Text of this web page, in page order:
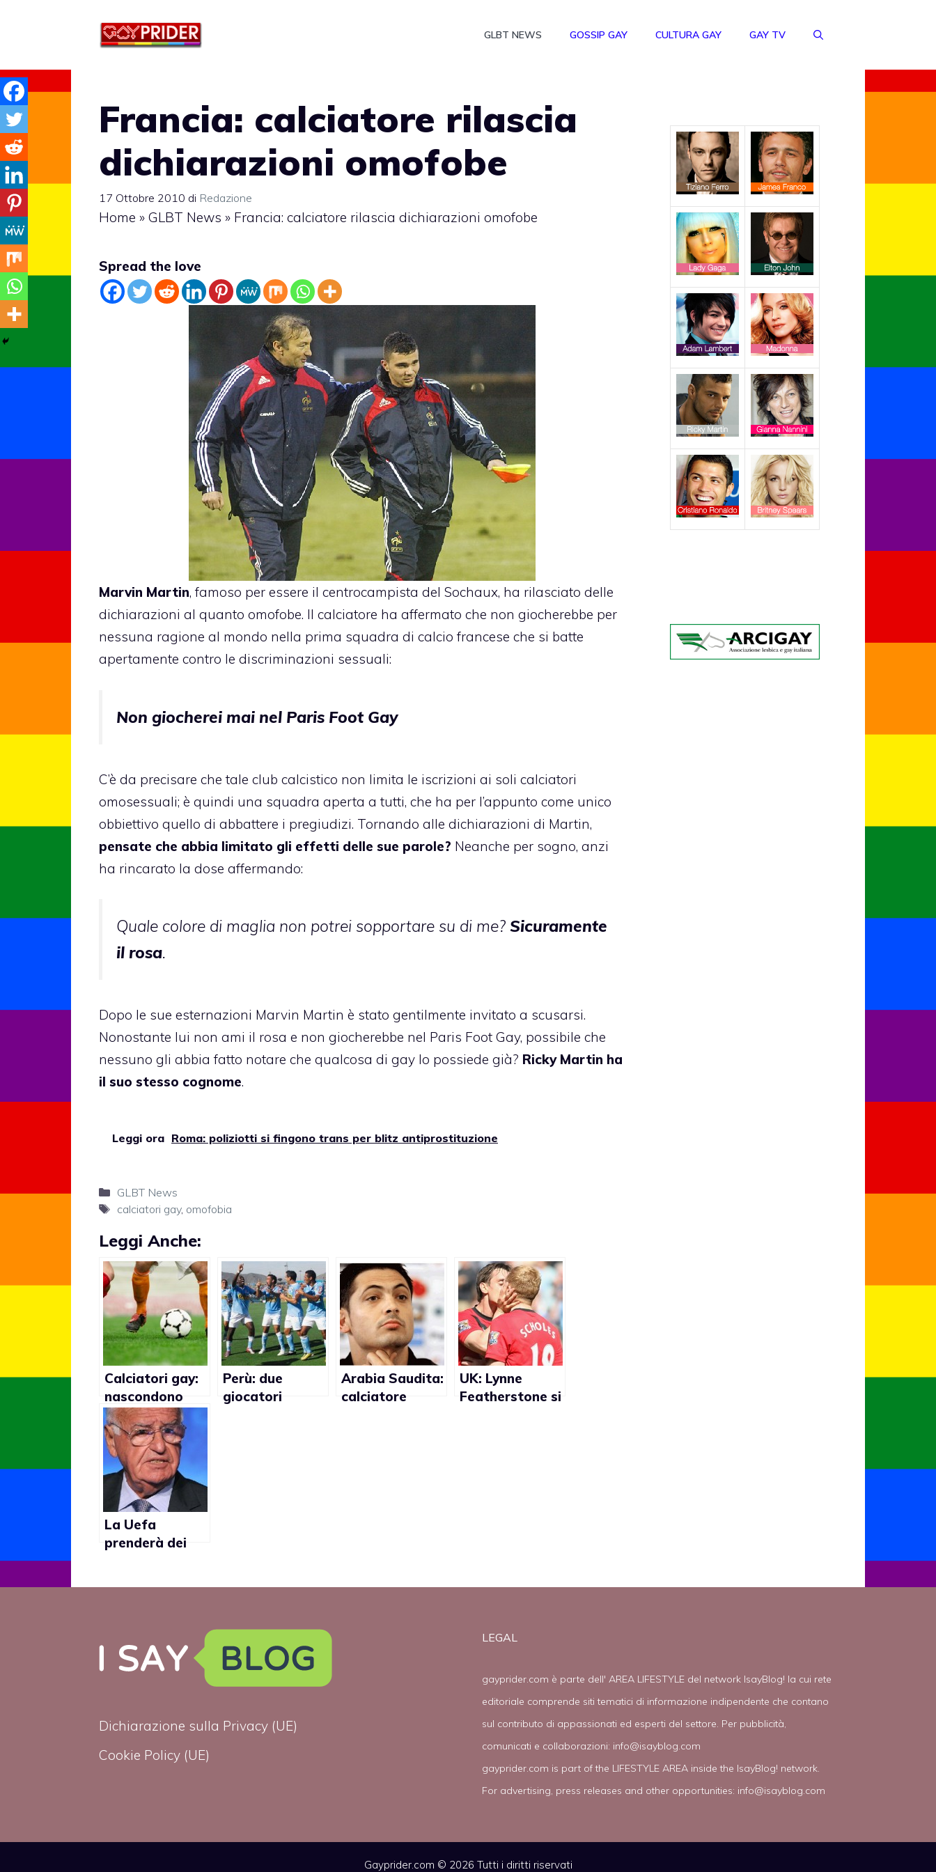
GLBT NEWS GOSSIP GAY CULTURA GAY GAY TV
Francia: calciatore rilascia
dichiarazioni omofobe
17 Ottobre 2010 di Redazione
Home » GLBT News » Francia: calciatore rilascia dichiarazioni omofobe
Spread the love
Marvin Martin, famoso per essere il centrocampista del Sochaux, ha rilasciato delle
dichiarazioni al quanto omofobe. Il calciatore ha affermato che non giocherebbe per
nessuna ragione al mondo nella prima squadra di calcio francese che si batte
apertamente contro le discriminazioni sessuali:
Non giocherei mai nel Paris Foot Gay
C’è da precisare che tale club calcistico non limita le iscrizioni ai soli calciatori
omosessuali; è quindi una squadra aperta a tutti, che ha per l’appunto come unico
obbiettivo quello di abbattere i pregiudizi. Tornando alle dichiarazioni di Martin,
pensate che abbia limitato gli effetti delle sue parole? Neanche per sogno, anzi
ha rincarato la dose affermando:
Quale colore di maglia non potrei sopportare su di me? Sicuramente
il rosa.
Dopo le sue esternazioni Marvin Martin è stato gentilmente invitato a scusarsi.
Nonostante lui non ami il rosa e non giocherebbe nel Paris Foot Gay, possibile che
nessuno gli abbia fatto notare che qualcosa di gay lo possiede già? Ricky Martin ha
il suo stesso cognome.
Leggi ora Roma: poliziotti si fingono trans per blitz antiprostituzione
Categorie
GLBT News
Tag
calciatori gay, omofobia
Leggi Anche:
Calciatori gay:
nascondono
l’omosessualità
per colpa di
tifosi e
rappresentanti
Perù: due
giocatori
Arabia Saudita:
calciatore
UK: Lynne
Featherstone si
La Uefa
prenderà dei
omofobe
Dichiarazione sulla Privacy (UE)
Cookie Policy (UE)
LEGAL
gayprider.com è parte dell' AREA LIFESTYLE del network IsayBlog! la cui rete
editoriale comprende siti tematici di informazione indipendente che contano
sul contributo di appassionati ed esperti del settore. Per pubblicità,
comunicati e collaborazioni: info@isayblog.com
gayprider.com is part of the LIFESTYLE AREA inside the IsayBlog! network.
For advertising, press releases and other opportunities: info@isayblog.com
Gayprider.com © 2026 Tutti i diritti riservati